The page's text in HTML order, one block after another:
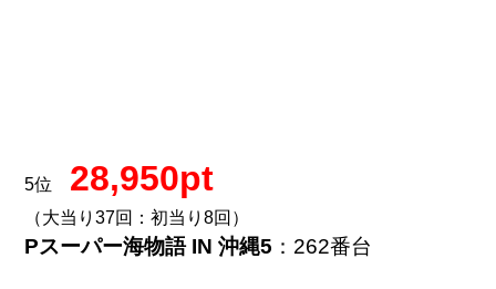
5位 28,950pt
（大当り37回：初当り8回）
Pスーパー海物語 IN 沖縄5 ：262番台